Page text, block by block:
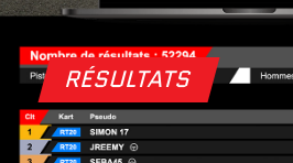
RÉSULTATS